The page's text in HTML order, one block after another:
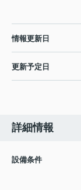
情報更新日
更新予定日
詳細情報
設備条件